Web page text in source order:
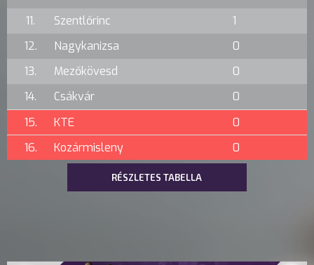
11.
Szentlőrinc
1
12.
Nagykanizsa
0
13.
Mezőkövesd
0
14.
Csákvár
0
15.
KTE
0
16.
Kozármisleny 0
RÉSZLETES TABELLA